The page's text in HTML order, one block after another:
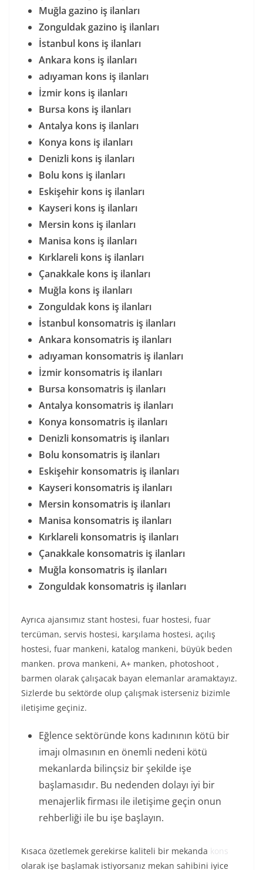
Muğla gazino iş ilanları
Zonguldak gazino iş ilanları
İstanbul kons iş ilanları
Ankara kons iş ilanları
adıyaman kons iş ilanları
İzmir kons iş ilanları
Bursa kons iş ilanları
Antalya kons iş ilanları
Konya kons iş ilanları
Denizli kons iş ilanları
Bolu kons iş ilanları
Eskişehir kons iş ilanları
Kayseri kons iş ilanları
Mersin kons iş ilanları
Manisa kons iş ilanları
Kırklareli kons iş ilanları
Çanakkale kons iş ilanları
Muğla kons iş ilanları
Zonguldak kons iş ilanları
İstanbul konsomatris iş ilanları
Ankara konsomatris iş ilanları
adıyaman konsomatris iş ilanları
İzmir konsomatris iş ilanları
Bursa konsomatris iş ilanları
Antalya konsomatris iş ilanları
Konya konsomatris iş ilanları
Denizli konsomatris iş ilanları
Bolu konsomatris iş ilanları
Eskişehir konsomatris iş ilanları
Kayseri konsomatris iş ilanları
Mersin konsomatris iş ilanları
Manisa konsomatris iş ilanları
Kırklareli konsomatris iş ilanları
Çanakkale konsomatris iş ilanları
Muğla konsomatris iş ilanları
Zonguldak konsomatris iş ilanları
Ayrıca ajansımız stant hostesi, fuar hostesi, fuar
tercüman, servis hostesi, karşılama hostesi, açılış
hostesi, fuar mankeni, katalog mankeni, büyük beden
manken. prova mankeni, A+ manken, photoshoot ,
barmen olarak çalışacak bayan elemanlar aramaktayız.
Sizlerde bu sektörde olup çalışmak isterseniz bizimle
iletişime geçiniz.
Eğlence sektöründe kons kadınının kötü bir
imajı olmasının en önemli nedeni kötü
mekanlarda bilinçsiz bir şekilde işe
başlamasıdır. Bu nedenden dolayı iyi bir
menajerlik firması ile iletişime geçin onun
rehberliği ile bu işe başlayın.
Kısaca özetlemek gerekirse kaliteli bir mekanda kons
olarak işe başlamak istiyorsanız mekan sahibini iyice